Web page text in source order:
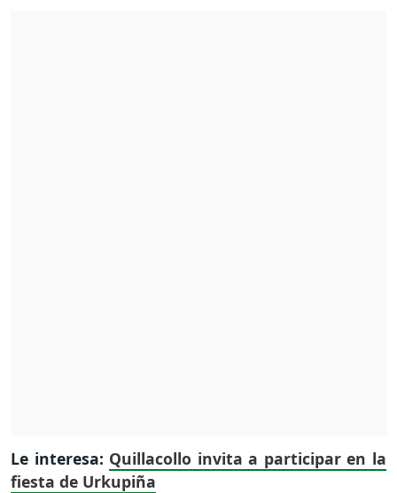
Le interesa: Quillacollo invita a participar en la
fiesta de Urkupiña